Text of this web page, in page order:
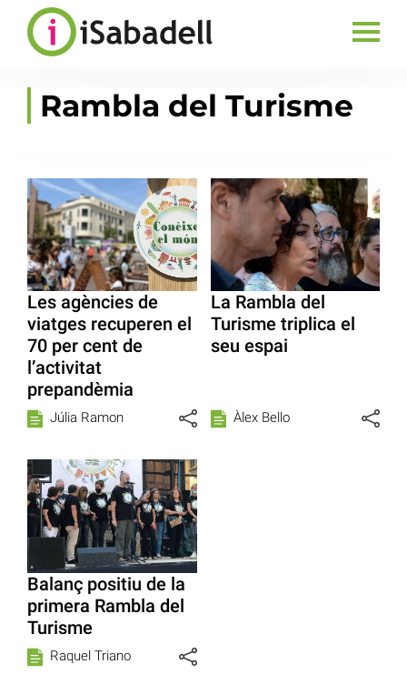
Rambla del Turisme
Les agències de
viatges recuperen el
70 per cent de
l’activitat
prepandèmia
Júlia Ramon
La Rambla del
Turisme triplica el
seu espai
Àlex Bello
Balanç positiu de la
primera Rambla del
Turisme
Raquel Triano